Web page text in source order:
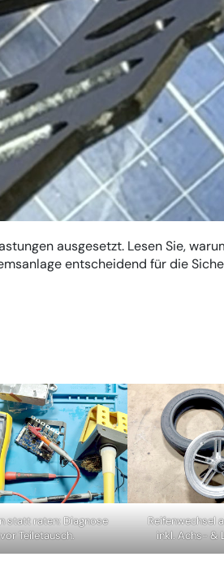
ausgesetzt. Lesen Sie,
entscheidend für die
statt raten: Diagnose
vor Teiletausch.
Reifenwechsel
inkl. Achs- &